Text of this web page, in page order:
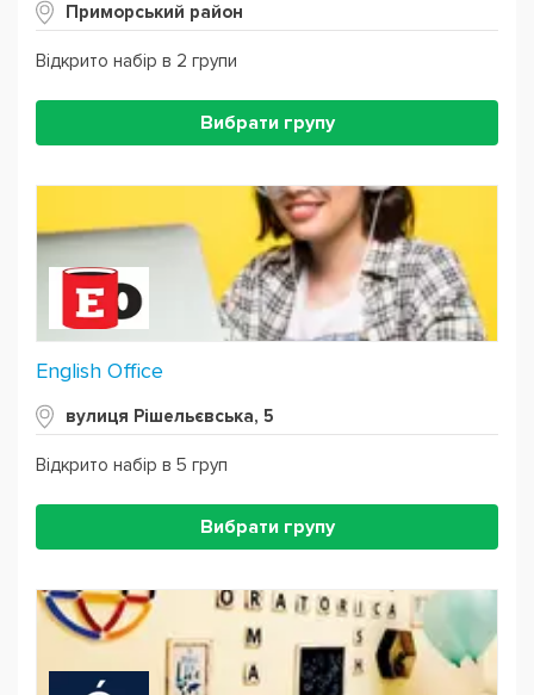
Приморський район
Відкрито набір в 2 групи
Вибрати групу
English Office
вулиця Рішельєвська, 5
Відкрито набір в 5 груп
Вибрати групу